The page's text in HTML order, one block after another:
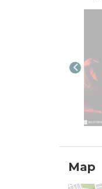
Map